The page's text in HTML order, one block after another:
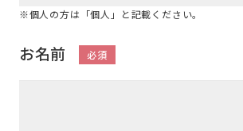
※個人の方は「個人」と記載ください。
お名前 必須